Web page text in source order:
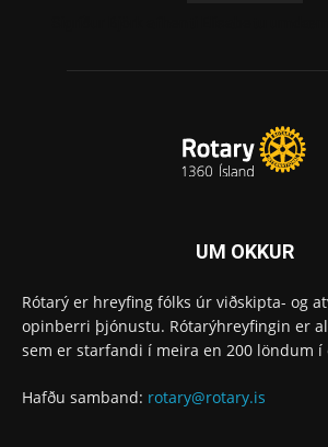
UM OKKUR
Rótarý er hreyfing fólks úr viðskipta- og
opinberri þjónustu. Rótarýhreyfingin er
sem er starfandi í meira en 200 löndum
Hafðu samband: rotary@rotary.is